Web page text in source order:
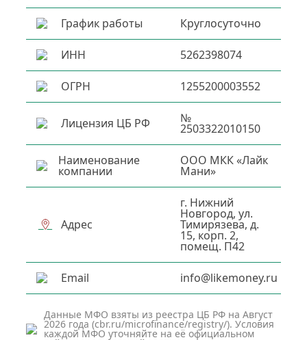
График работы Круглосуточно
ИНН 5262398074
ОГРН 1255200003552
Лицензия ЦБ РФ №
2503322010150
Наименование
компании
ООО МКК «Лайк
Мани»
Адрес
г. Нижний
Новгород, ул.
Тимирязева, д.
15, корп. 2,
помещ. П42
Email info@likemoney.ru
Данные МФО взяты из реестра ЦБ РФ на Август
2026 года (cbr.ru/microfinance/registry/). Условия
каждой МФО уточняйте на её официальном